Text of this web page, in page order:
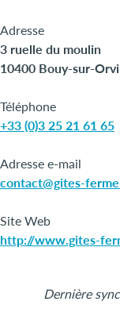
Adresse
3 ruelle du moulin
10400 Bouy-sur-
Téléphone
+33 (0)3 25 21 61 65
Adresse e-mail
contact@gites-
Site Web
http://www.gites-
Dernière